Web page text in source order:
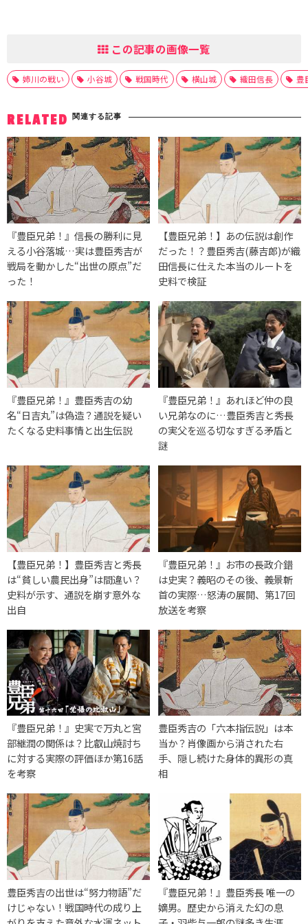
この記事の画像一覧
姉川の戦い 小谷城 戦国時代 横山城 織田信長 豊
RELATED 関連する記事
『豊臣兄弟！』信長の勝利に見
える小谷落城…実は豊臣秀吉が
戦局を動かした“出世の原点”だ
った！
【豊臣兄弟！】あの伝説は創作
だった！？豊臣秀吉(藤吉郎)が織
田信長に仕えた本当のルートを
史料で検証
『豊臣兄弟！』豊臣秀吉の幼
名“日吉丸”は偽造？通説を疑い
たくなる史料事情と出生伝説
『豊臣兄弟！』あれほど仲の良
い兄弟なのに…豊臣秀吉と秀長
の実父を巡る切なすぎる矛盾と
謎
【豊臣兄弟！】豊臣秀吉と秀長
は“貧しい農民出身”は間違い？
史料が示す、通説を崩す意外な
出自
『豊臣兄弟！』お市の長政介錯
は史実？義昭のその後、義景斬
首の実際…怒涛の展開、第17回
放送を考察
『豊臣兄弟！』史実で万丸と宮
部継潤の関係は？比叡山焼討ち
に対する実際の評価ほか第16話
を考察
豊臣秀吉の「六本指伝説」は本
当か？肖像画から消された右
手、隠し続けた身体的異形の真
相
豊臣秀吉の出世は“努力物語”だ
けじゃない！戦国時代の成り上
『豊臣兄弟！』豊臣秀長 唯一の
嫡男。歴史から消えた幻の息